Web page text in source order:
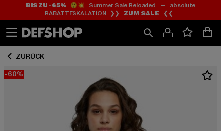
Zum
Inhalt
springen
Zum
Fußzeile
springen
BIS ZU -65%😲💥 Summer Sale Reloaded — absolute
RABATTESKALATION ❯❯ ZUM SALE ❮❮
ZURÜCK
-60%